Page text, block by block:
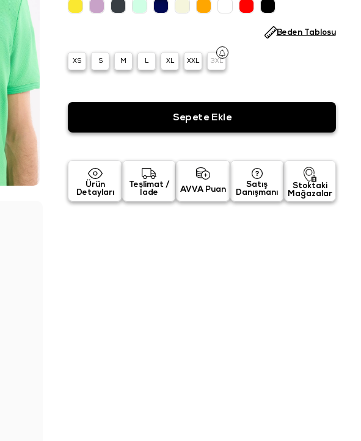
XS S M L XL XXL 3XL
Beden Tablosu
Ürün
Detayları
Teslimat /
İade
AVVA Puan
Satış
Danışmanı
Stoktaki
Mağazalar